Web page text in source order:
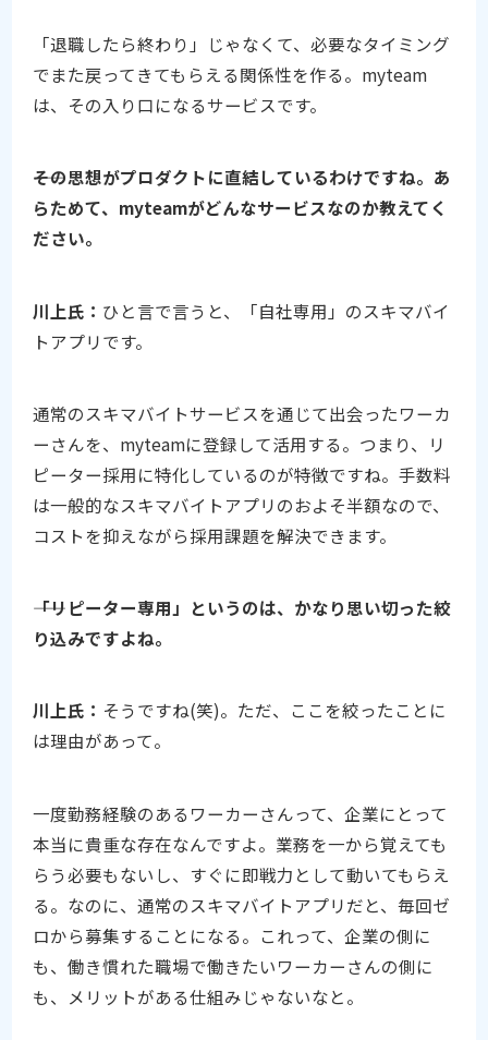
「退職したら終わり」じゃなくて、必要なタイミング
でまた戻ってきてもらえる関係性を作る。myteam
は、その入り口になるサービスです。
――その思想がプロダクトに直結しているわけですね。あ
らためて、myteamがどんなサービスなのか教えてく
ださい。
川上氏： ひと言で言うと、「自社専用」のスキマバイ
トアプリです。
通常のスキマバイトサービスを通じて出会ったワーカ
ーさんを、myteamに登録して活用する。つまり、リ
ピーター採用に特化しているのが特徴ですね。手数料
は一般的なスキマバイトアプリのおよそ半額なので、
コストを抑えながら採用課題を解決できます。
――「リピーター専用」というのは、かなり思い切った絞
り込みですよね。
川上氏： そうですね(笑)。ただ、ここを絞ったことに
は理由があって。
一度勤務経験のあるワーカーさんって、企業にとって
本当に貴重な存在なんですよ。業務を一から覚えても
らう必要もないし、すぐに即戦力として動いてもらえ
る。なのに、通常のスキマバイトアプリだと、毎回ゼ
ロから募集することになる。これって、企業の側に
も、働き慣れた職場で働きたいワーカーさんの側に
も、メリットがある仕組みじゃないなと。